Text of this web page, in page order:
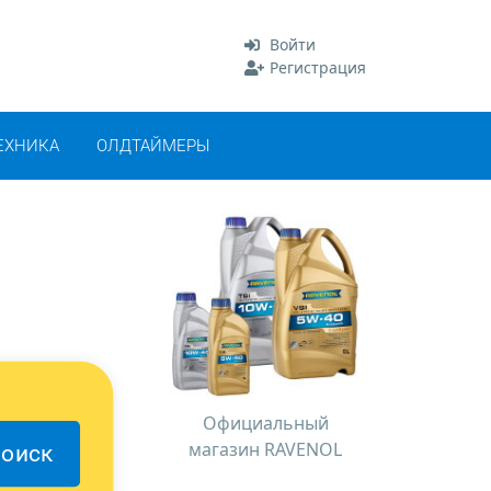
Войти
Регистрация
ОЛДТАЙМЕРЫ
Официальный
магазин RAVENOL